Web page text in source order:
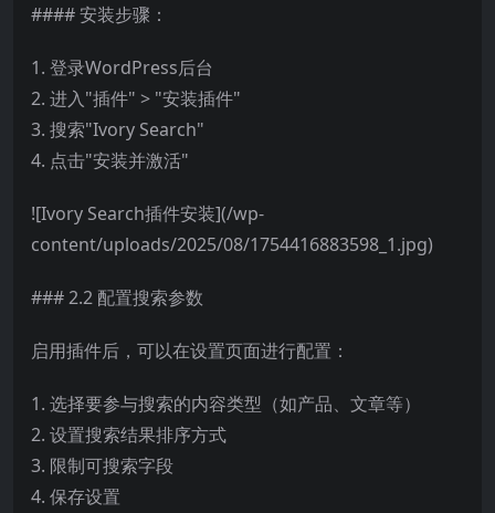
#### 安装步骤：
1. 登录WordPress后台
2. 进入"插件" > "安装插件"
3. 搜索"Ivory Search"
4. 点击"安装并激活"
![Ivory Search插件安装](/wp-
content/uploads/2025/08/1754416883598_1.jpg)
### 2.2 配置搜索参数
启用插件后，可以在设置页面进行配置：
1. 选择要参与搜索的内容类型（如产品、文章等）
2. 设置搜索结果排序方式
3. 限制可搜索字段
4. 保存设置